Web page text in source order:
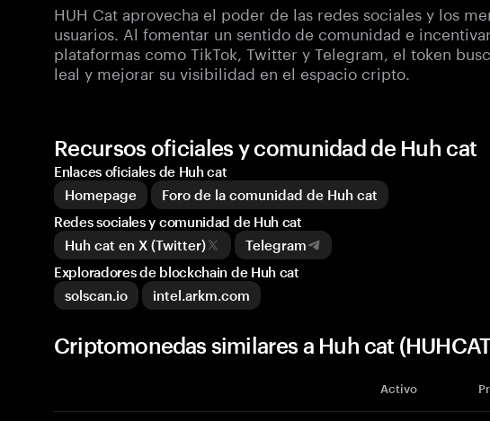
HUH Cat aprovecha el poder de las redes sociales y los
usuarios. Al fomentar un sentido de comunidad e
plataformas como TikTok, Twitter y Telegram, el token
leal y mejorar su visibilidad en el espacio cripto.
Recursos oficiales y comunidad de Huh cat
Enlaces oficiales de Huh cat
Homepage
Foro de la comunidad de Huh cat
Redes sociales y comunidad de Huh cat
Huh cat en X (Twitter)
Telegram
Exploradores de blockchain de Huh cat
solscan.io
intel.arkm.com
Criptomonedas similares a Huh cat
Activo